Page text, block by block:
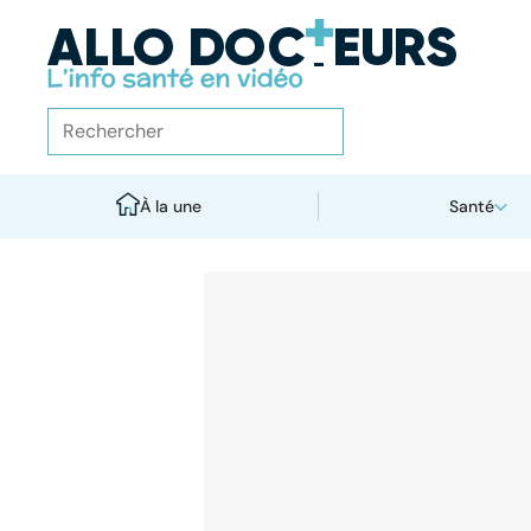
À la une Santé